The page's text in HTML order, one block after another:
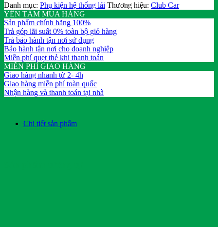
Danh mục: Phụ kiện hệ thống lái Thương hiệu: Club Car
YÊN TÂM MUA HÀNG
Sản phẩm chính hãng 100%
Trả góp lãi suất 0% toàn bộ giỏ hàng
Trả bảo hành tận nơi sử dụng
Bảo hành tận nơi cho doanh nghiệp
Miễn phí quẹt thẻ khi thanh toán
MIỄN PHÍ GIAO HÀNG
Giao hàng nhanh từ 2- 4h
Giao hàng miễn phí toàn quốc
Nhận hàng và thanh toán tại nhà
Chi tiết sản phẩm